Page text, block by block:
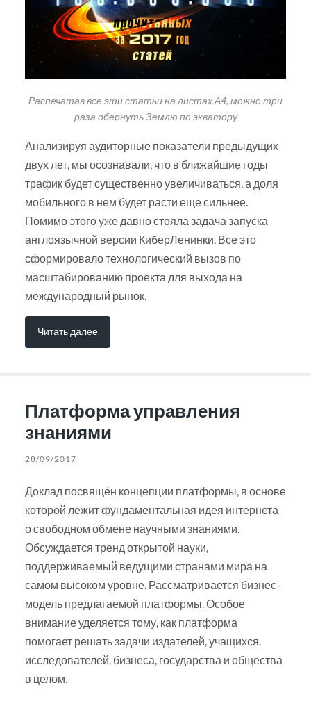
Распечатав все эти статьи на листах А4, можно три
раза обернуть Землю по экватору
Анализируя аудиторные показатели предыдущих
двух лет, мы осознавали, что в ближайшие годы
трафик будет существенно увеличиваться, а доля
мобильного в нем будет расти еще сильнее.
Помимо этого уже давно стояла задача запуска
англоязычной версии КиберЛенинки. Все это
сформировало технологический вызов по
масштабированию проекта для выхода на
международный рынок.
Читать далее
Платформа управления
знаниями
28/09/2017
Доклад посвящён концепции платформы, в основе
которой лежит фундаментальная идея интернета
о свободном обмене научными знаниями.
Обсуждается тренд открытой науки,
поддерживаемый ведущими странами мира на
самом высоком уровне. Рассматривается бизнес-
модель предлагаемой платформы. Особое
внимание уделяется тому, как платформа
помогает решать задачи издателей, учащихся,
исследователей, бизнеса, государства и общества
в целом.